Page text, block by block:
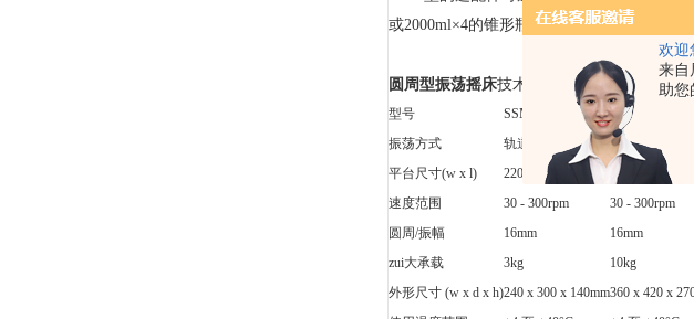
欢迎
来自
助您
或2000ml×4的锥形瓶或试剂瓶，zui大速度可
圆周型振荡摇床技术指标
型号 SSM1
SSL1
振荡方式
轨道振动
轨道振荡
平台尺寸(w x l)
220 x 220mm
335 x 335mm
速度范围
30 - 300rpm
30 - 300rpm
圆周/振幅
16mm
16mm
zui大承载
3kg
10kg
外形尺寸 (w x d x h)240 x 300 x 140mm360 x 420 x